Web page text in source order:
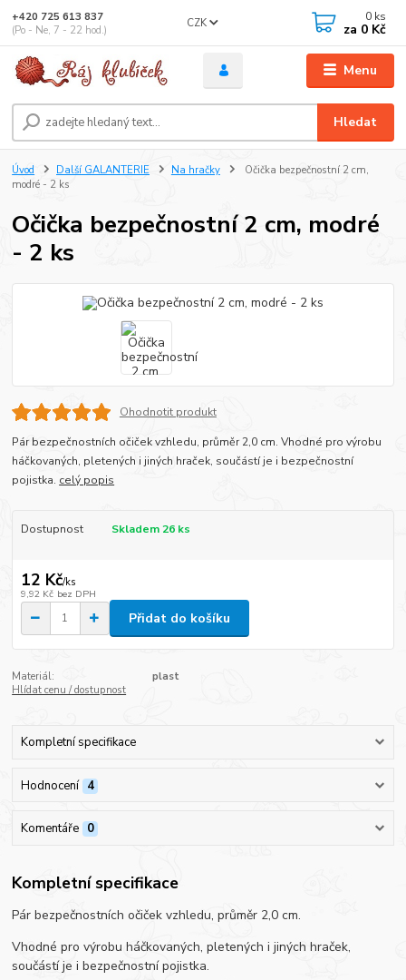
Menu
CZK
Hledat
+420 725 613 837
(Po - Ne, 7 - 22 hod.)
0 ks
za 0 Kč
Úvod Další GALANTERIE Na hračky
Očička bezpečnostní 2 cm,
modré - 2 ks
Očička bezpečnostní 2 cm, modré
- 2 ks
Ohodnotit produkt
Pár bezpečnostních očiček vzhledu, průměr 2,0 cm. Vhodné pro výrobu
háčkovaných, pletených i jiných hraček, součástí je i bezpečnostní
pojistka. celý popis
Dostupnost Skladem 26 ks
12 Kč/ks
9,92 Kč bez DPH
Přidat do košíku
Materiál:
plast
Hlídat cenu / dostupnost
Kompletní specifikace
Hodnocení 4
Komentáře 0
Kompletní specifikace
Pár bezpečnostních očiček vzhledu, průměr 2,0 cm.
Vhodné pro výrobu háčkovaných, pletených i jiných hraček,
součástí je i bezpečnostní pojistka.